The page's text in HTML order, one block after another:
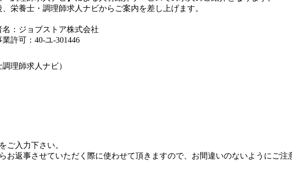
栄養士・調理師求人ナビからご案内を差し上げます。
名：ジョブストア株式会社
業許可：40-ユ-301446
理師求人ナビ）
ご入力下さい。
お返事させていただく際に使わせて頂きますので、お間違いのないようにご注